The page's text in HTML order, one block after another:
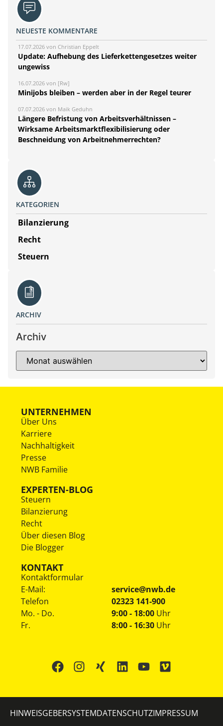
NEUESTE KOMMENTARE
17.07.2026 von Christian Eppelt
Update: Aufhebung des Lieferkettengesetzes weiter
ungewiss
16.07.2026 von [Rw]
Minijobs bleiben – werden aber in der Regel teurer
07.07.2026 von Maik Geduhn
Längere Befristung von Arbeitsverhältnissen –
Wirksame Arbeitsmarktflexibilisierung oder
Beschneidung von Arbeitnehmerrechten?
KATEGORIEN
Bilanzierung
Recht
Steuern
ARCHIV
Archiv
UNTERNEHMEN
Über Uns
Karriere
Nachhaltigkeit
Presse
NWB Familie
EXPERTEN-BLOG
Steuern
Bilanzierung
Recht
Über diesen Blog
Die Blogger
KONTAKT
Kontaktformular
E-Mail:
service@nwb.de
Telefon
02323 141-900
Mo. - Do.
Fr.
9:00 - 18:00 Uhr
8:00 - 16:30 Uhr
HINWEISGEBERSYSTEMDATENSCHUTZIMPRESSUM